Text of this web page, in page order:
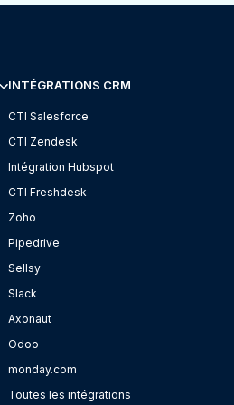
INTÉGRATIONS CRM
CTI Salesforce
CTI Zendesk
Intégration Hubspot
CTI Freshdesk
Zoho
Pipedrive
Sellsy
Slack
Axonaut
Odoo
monday.com
Toutes les intégrations